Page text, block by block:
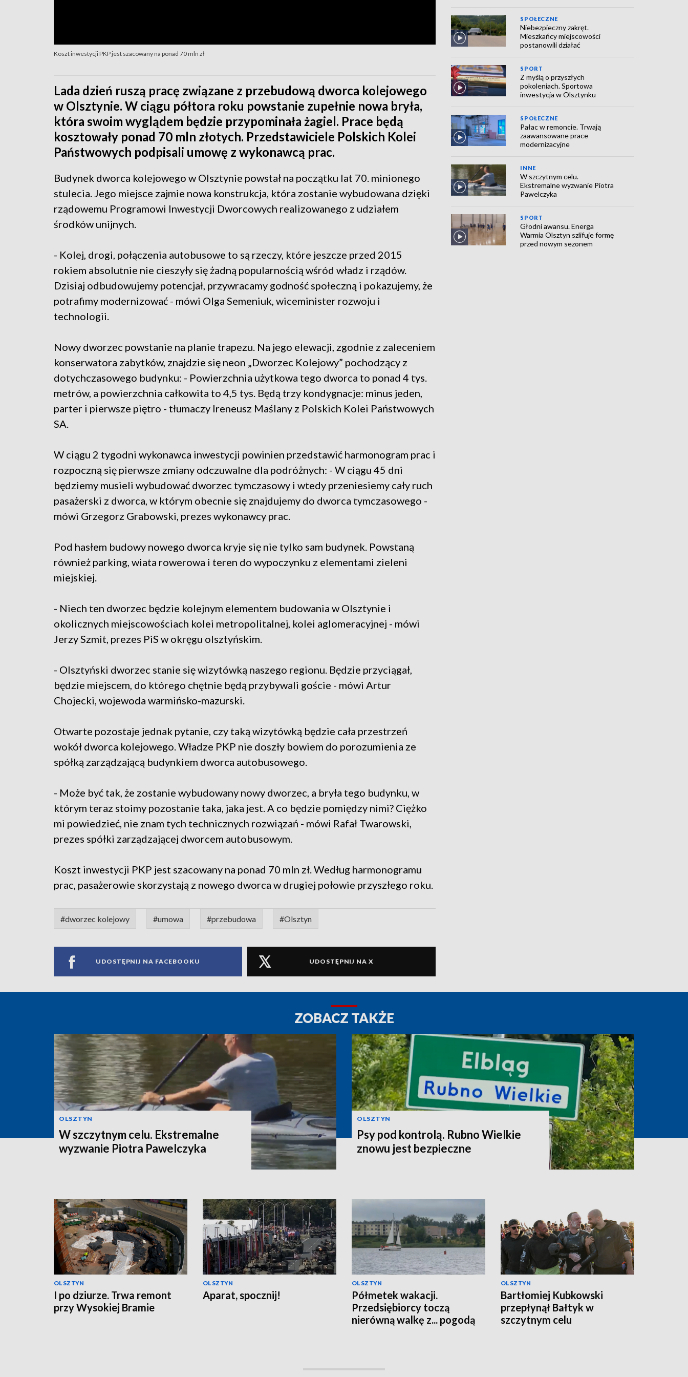
Koszt inwestycji PKP jest szacowany na ponad 70 mln zł
Lada dzień ruszą pracę związane z przebudową dworca kolejowego
w Olsztynie. W ciągu półtora roku powstanie zupełnie nowa bryła,
która swoim wyglądem będzie przypominała żagiel. Prace będą
kosztowały ponad 70 mln złotych. Przedstawiciele Polskich Kolei
Państwowych podpisali umowę z wykonawcą prac.
Budynek dworca kolejowego w Olsztynie powstał na początku lat 70. minionego
stulecia. Jego miejsce zajmie nowa konstrukcja, która zostanie wybudowana dzięki
rządowemu Programowi Inwestycji Dworcowych realizowanego z udziałem
środków unijnych.
- Kolej, drogi, połączenia autobusowe to są rzeczy, które jeszcze przed 2015
rokiem absolutnie nie cieszyły się żadną popularnością wśród władz i rządów.
Dzisiaj odbudowujemy potencjał, przywracamy godność społeczną i pokazujemy, że
potrafimy modernizować - mówi Olga Semeniuk, wiceminister rozwoju i
technologii.
Nowy dworzec powstanie na planie trapezu. Na jego elewacji, zgodnie z zaleceniem
konserwatora zabytków, znajdzie się neon „Dworzec Kolejowy” pochodzący z
dotychczasowego budynku: - Powierzchnia użytkowa tego dworca to ponad 4 tys.
metrów, a powierzchnia całkowita to 4,5 tys. Będą trzy kondygnacje: minus jeden,
parter i pierwsze piętro - tłumaczy Ireneusz Maślany z Polskich Kolei Państwowych
SA.
W ciągu 2 tygodni wykonawca inwestycji powinien przedstawić harmonogram prac i
rozpoczną się pierwsze zmiany odczuwalne dla podróżnych: - W ciągu 45 dni
będziemy musieli wybudować dworzec tymczasowy i wtedy przeniesiemy cały ruch
pasażerski z dworca, w którym obecnie się znajdujemy do dworca tymczasowego -
mówi Grzegorz Grabowski, prezes wykonawcy prac.
Pod hasłem budowy nowego dworca kryje się nie tylko sam budynek. Powstaną
również parking, wiata rowerowa i teren do wypoczynku z elementami zieleni
miejskiej.
- Niech ten dworzec będzie kolejnym elementem budowania w Olsztynie i
okolicznych miejscowościach kolei metropolitalnej, kolei aglomeracyjnej - mówi
Jerzy Szmit, prezes PiS w okręgu olsztyńskim.
- Olsztyński dworzec stanie się wizytówką naszego regionu. Będzie przyciągał,
będzie miejscem, do którego chętnie będą przybywali goście - mówi Artur
Chojecki, wojewoda warmińsko-mazurski.
Otwarte pozostaje jednak pytanie, czy taką wizytówką będzie cała przestrzeń
wokół dworca kolejowego. Władze PKP nie doszły bowiem do porozumienia ze
spółką zarządzającą budynkiem dworca autobusowego.
- Może być tak, że zostanie wybudowany nowy dworzec, a bryła tego budynku, w
którym teraz stoimy pozostanie taka, jaka jest. A co będzie pomiędzy nimi? Ciężko
mi powiedzieć, nie znam tych technicznych rozwiązań - mówi Rafał Twarowski,
prezes spółki zarządzającej dworcem autobusowym.
Koszt inwestycji PKP jest szacowany na ponad 70 mln zł. Według harmonogramu
prac, pasażerowie skorzystają z nowego dworca w drugiej połowie przyszłego roku.
#dworzec kolejowy #umowa #przebudowa #Olsztyn
UDOSTĘPNIJ NA FACEBOOKU UDOSTĘPNIJ NA X
SPOŁECZNE
Niebezpieczny zakręt.
Mieszkańcy miejscowości
postanowili działać
SPORT
Z myślą o przyszłych
pokoleniach. Sportowa
inwestycja w Olsztynku
SPOŁECZNE
Pałac w remoncie. Trwają
zaawansowane prace
modernizacyjne
INNE
W szczytnym celu.
Ekstremalne wyzwanie Piotra
Pawelczyka
SPORT
Głodni awansu. Energa
Warmia Olsztyn szlifuje formę
przed nowym sezonem
ZOBACZ TAKŻE
OLSZTYN
W szczytnym celu. Ekstremalne
wyzwanie Piotra Pawelczyka
OLSZTYN
Psy pod kontrolą. Rubno Wielkie
znowu jest bezpieczne
OLSZTYN
I po dziurze. Trwa remont
przy Wysokiej Bramie
OLSZTYN
Aparat, spocznij!
OLSZTYN
Półmetek wakacji.
Przedsiębiorcy toczą
nierówną walkę z... pogodą
OLSZTYN
Bartłomiej Kubkowski
przepłynął Bałtyk w
szczytnym celu